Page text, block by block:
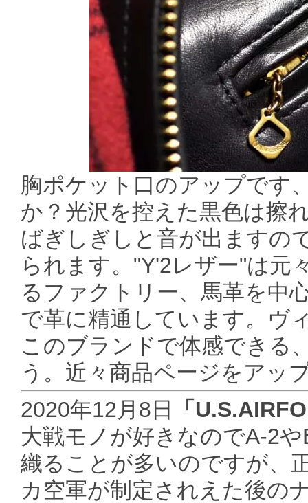
胸ポケット口のアップです
か？光沢を控えた黒色は擦
ばぎしぎしと音が出ますの
られます。"Y'2レザー"は元
るファクトリー、馬革を中
で革に精通しています。ヴ
このブランドで体感できる
う。近々商品ページをアッ
2020年12月8日
「
大戦モノが好きなのでA-2
織ることが多いのですが、
カ空軍が制定されえた後の